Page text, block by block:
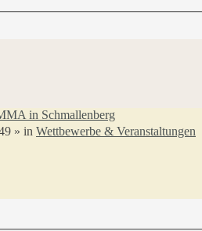
in Schmallenberg
» in Wettbewerbe & Veranstaltungen